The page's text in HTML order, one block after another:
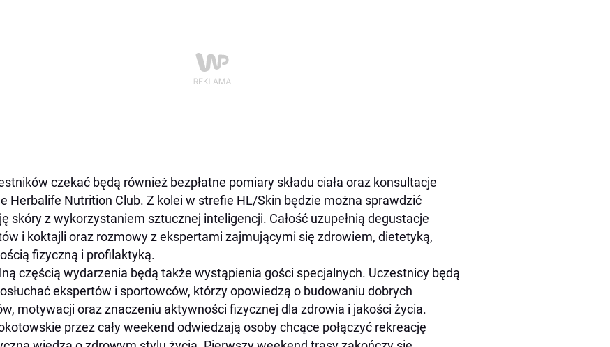
czekać będą również bezpłatne pomiary składu ciała oraz konsultacje
Herbalife Nutrition Club. Z kolei w strefie HL/Skin będzie można sprawdzić
skóry z wykorzystaniem sztucznej inteligencji. Całość uzupełnią degustacje
i koktajli oraz rozmowy z ekspertami zajmującymi się zdrowiem, dietetyką,
fizyczną i profilaktyką.
częścią wydarzenia będą także wystąpienia gości specjalnych. Uczestnicy będą
ekspertów i sportowców, którzy opowiedzą o budowaniu dobrych
motywacji oraz znaczeniu aktywności fizycznej dla zdrowia i jakości życia.
przez cały weekend odwiedzają osoby chcące połączyć rekreację